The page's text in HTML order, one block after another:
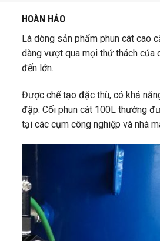
HOÀN HẢO
Là dòng sản phẩm phun cát cao
dàng vượt qua mọi thử thách của
đến lớn.
Được chế tạo đặc thù, có khả
đập. Cối phun cát 100L thường
tại các cụm công nghiệp và nhà